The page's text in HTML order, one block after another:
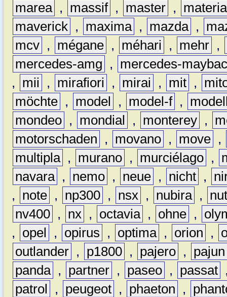
marea , massif , master ,
materia
maverick , maxima , mazda ,
mcv , mégane , méhari , mehr ,
mercedes-amg
,
mercedes-
,
mii , mirafiori , mirai , mit ,
möchte , model , model-f ,
mondeo , mondial , monterey ,
motorschaden
, movano , move ,
multipla , murano , murciélago ,
navara , nemo , neue , nicht ,
,
note , np300 , nsx , nubira ,
nv400 , nx , octavia , ohne ,
,
opel , opirus , optima , orion ,
outlander , p1800 , pajero ,
pajun
panda , partner , paseo , passat
patrol
, peugeot , phaeton ,